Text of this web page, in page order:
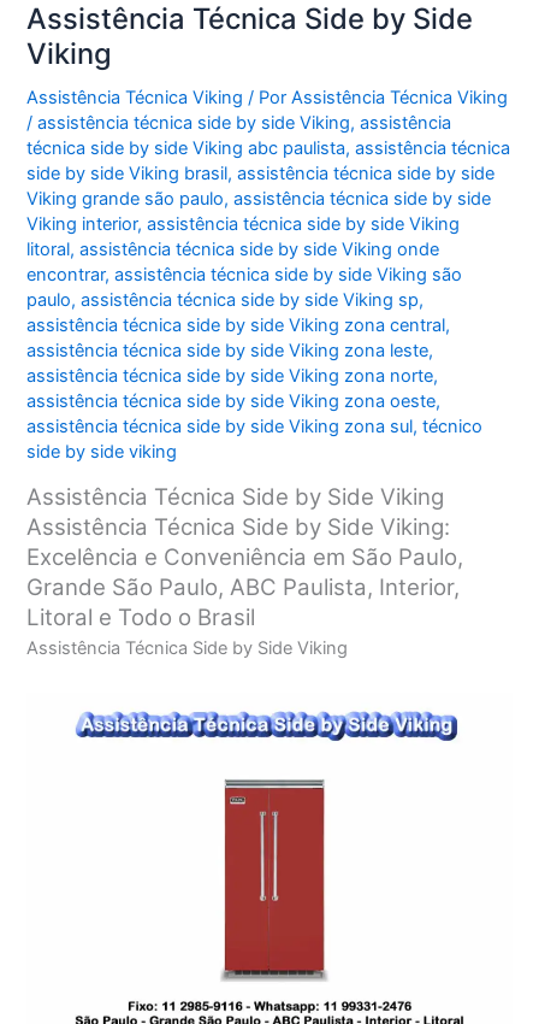
Assistência Técnica Side by Side
Viking
Assistência Técnica Viking / PorAssistência Técnica Viking
/assistência técnica side by side Viking,assistência
técnica side by side Viking abc paulista,assistência técnica
side by side Viking brasil,assistência técnica side by side
Viking grande são paulo,assistência técnica side by side
Viking interior,assistência técnica side by side Viking
litoral,assistência técnica side by side Viking onde
encontrar,assistência técnica side by side Viking são
paulo,assistência técnica side by side Viking sp,
assistência técnica side by side Viking zona central,
assistência técnica side by side Viking zona leste,
assistência técnica side by side Viking zona norte,
assistência técnica side by side Viking zona oeste,
assistência técnica side by side Viking zona sul,técnico
side by side viking
Assistência Técnica Side by Side Viking
Assistência Técnica Side by Side Viking:
Excelência e Conveniência em São Paulo,
Grande São Paulo, ABC Paulista, Interior,
Litoral e Todo o Brasil
Assistência Técnica Side by Side Viking